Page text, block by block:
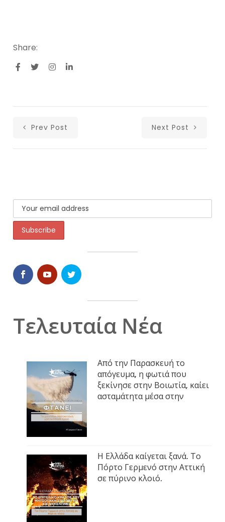
Share:
Prev Post Next Post
Τελευταία Νέα
Από την Παρασκευή το
απόγευμα, η φωτιά που
ξεκίνησε στην Βοιωτία, καίει
ασταμάτητα μέσα στην
Η Ελλάδα καίγεται ξανά. Το
Πόρτο Γερμενό στην Αττική
σε πύρινο κλοιό.